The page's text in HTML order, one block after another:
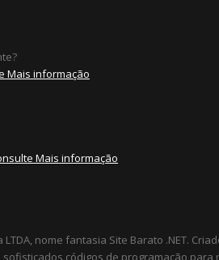
Mais informação
Mais informação
nome fantasia Site Barato .NET.
códigos de programação